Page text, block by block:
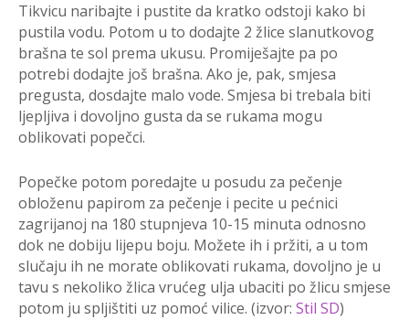
Tikvicu naribajte i pustite da kratko odstoji kako bi
pustila vodu. Potom u to dodajte 2 žlice slanutkovog
brašna te sol prema ukusu. Promiješajte pa po
potrebi dodajte još brašna. Ako je, pak, smjesa
pregusta, dosdajte malo vode. Smjesa bi trebala biti
ljepljiva i dovoljno gusta da se rukama mogu
oblikovati popečci.
Popečke potom poredajte u posudu za pečenje
obloženu papirom za pečenje i pecite u pećnici
zagrijanoj na 180 stupnjeva 10-15 minuta odnosno
dok ne dobiju lijepu boju. Možete ih i pržiti, a u tom
slučaju ih ne morate oblikovati rukama, dovoljno je u
tavu s nekoliko žlica vrućeg ulja ubaciti po žlicu smjese
potom ju spljištiti uz pomoć vilice. (izvor: Stil SD)